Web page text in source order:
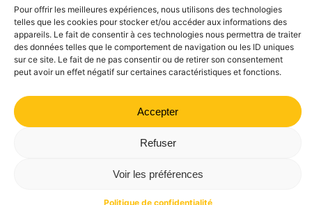
Pour offrir les meilleures expériences, nous utilisons des technologies
telles que les cookies pour stocker et/ou accéder aux informations des
appareils. Le fait de consentir à ces technologies nous permettra de traiter
des données telles que le comportement de navigation ou les ID uniques
sur ce site. Le fait de ne pas consentir ou de retirer son consentement
peut avoir un effet négatif sur certaines caractéristiques et fonctions.
Accepter
Refuser
Voir les préférences
Politique de confidentialité
Mairie de Valdrôme | 14 rue Haute, 26310 Valdrôme | 04 75
21 40 70
Politique de confidentialité
Mentions légales Plan du site